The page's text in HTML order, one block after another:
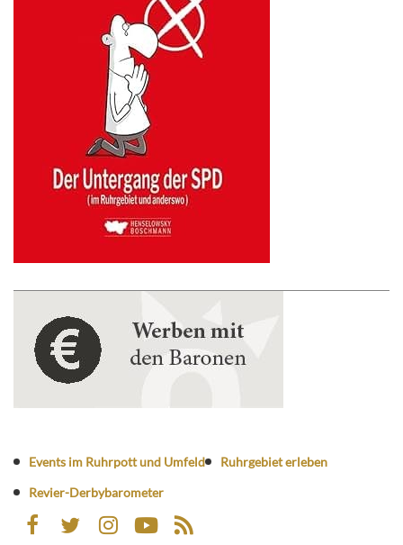
Events im Ruhrpott und Umfeld
Ruhrgebiet erleben
Revier-Derbybarometer